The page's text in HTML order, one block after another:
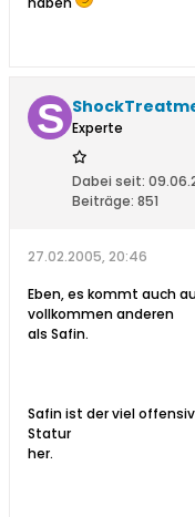
Experte
Dabei seit:
Beiträge: 851
27.02.2005, 20:46
Eben, es kommt auch
vollkommen anderen
als Safin.
Safin ist der viel
Statur
her.